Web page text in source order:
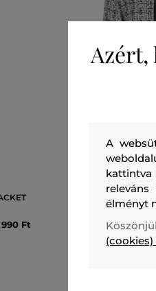
990 Ft
ÚJDONSÁG
ZAKÓ KARL
JACKET
Azért,
A
kattintva
élményt